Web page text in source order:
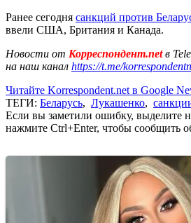
Ранее сегодня санкций против
ввели США, Британия и Канада.
Новости от Корреспондент.netв
на наш канал https://t.me/
Читайте Korrespondent.net в Google
ТЕГИ: Беларусь, Лукашенко,
Если вы заметили ошибку, выделите
нажмите Ctrl+Enter, чтобы сообщить